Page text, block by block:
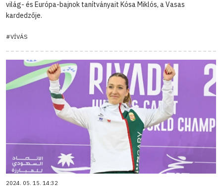
világ- és Európa-bajnok tanítványait Kósa Miklós, a Vasas
kardedzője.
#VÍVÁS
2024. 05. 15. 14:32